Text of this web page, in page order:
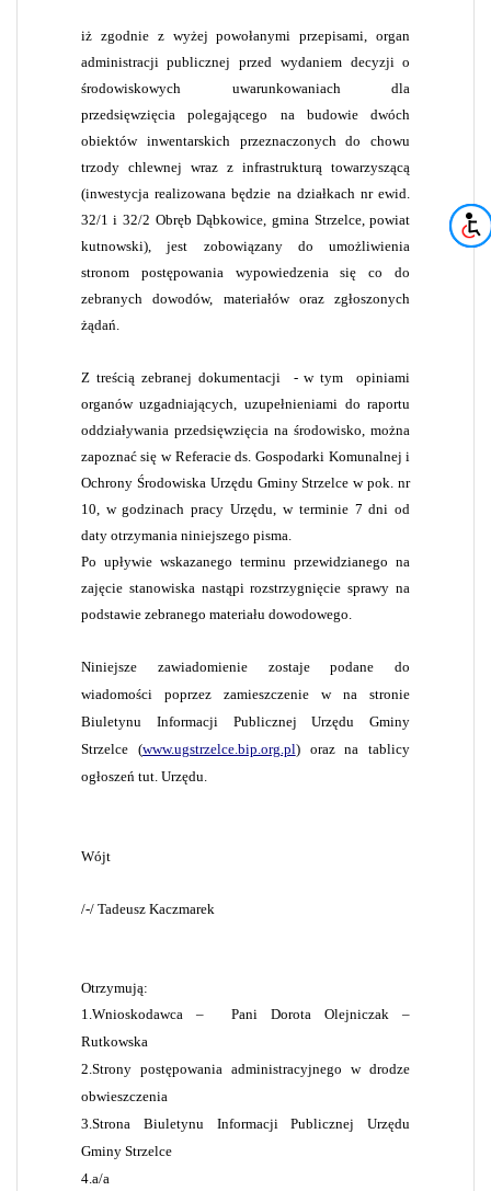
iż zgodnie z wyżej powołanymi przepisami, organ
administracji publicznej przed wydaniem decyzji o
środowiskowych uwarunkowaniachdla
przedsięwzięcia polegającego na budowie dwóch
obiektów inwentarskich przeznaczonych do chowu
trzody chlewnej wraz z infrastrukturą towarzyszącą
(inwestycja realizowana będzie na działkach nr ewid.
32/1 i 32/2 Obręb Dąbkowice, gmina Strzelce, powiat
kutnowski), jest zobowiązany do umożliwienia
stronom postępowania wypowiedzenia się co do
zebranych dowodów, materiałów oraz zgłoszonych
żądań.
Z treścią zebranej dokumentacji - w tym
opiniami
organów uzgadniających, uzupełnieniami do raportu
oddziaływania przedsięwzięcia na środowisko, można
zapoznać się w Referacie ds. Gospodarki Komunalnej i
Ochrony Środowiska Urzędu Gminy Strzelce w pok. nr
10, w godzinach pracy Urzędu, w terminie 7 dni od
daty otrzymania niniejszego pisma.
Po upływie wskazanego terminu przewidzianego na
zajęcie stanowiska nastąpi rozstrzygnięcie sprawy na
podstawie zebranego materiału dowodowego.
Niniejsze zawiadomienie zostaje podane do
wiadomości poprzez zamieszczenie w na stronie
Biuletynu Informacji Publicznej Urzędu Gminy
Strzelce (www.ugstrzelce.bip.org.pl) oraz na tablicy
ogłoszeń tut. Urzędu.
Wójt
/-/ Tadeusz Kaczmarek
Otrzymują:
1. Wnioskodawca – Pani Dorota Olejniczak –
Rutkowska
2. Strony postępowania administracyjnego w drodze
obwieszczenia
3. Strona Biuletynu Informacji Publicznej Urzędu
Gminy Strzelce
4. a/a